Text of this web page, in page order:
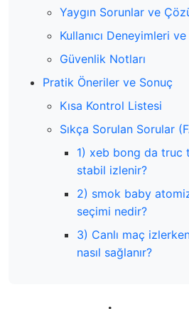
Yaygın Sorunlar ve
Kullanıcı Deneyimleri
Güvenlik Notları
Pratik Öneriler ve Sonuç
Kısa Kontrol Listesi
Sıkça Sorulan Sorular
1) xeb bong da truc
stabil izlenir?
2) smok baby
seçimi nedir?
3) Canlı maç
nasıl sağlanır?